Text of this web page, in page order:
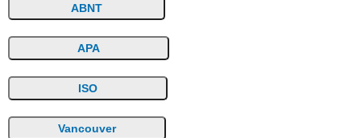
ABNT
APA
ISO
Vancouver